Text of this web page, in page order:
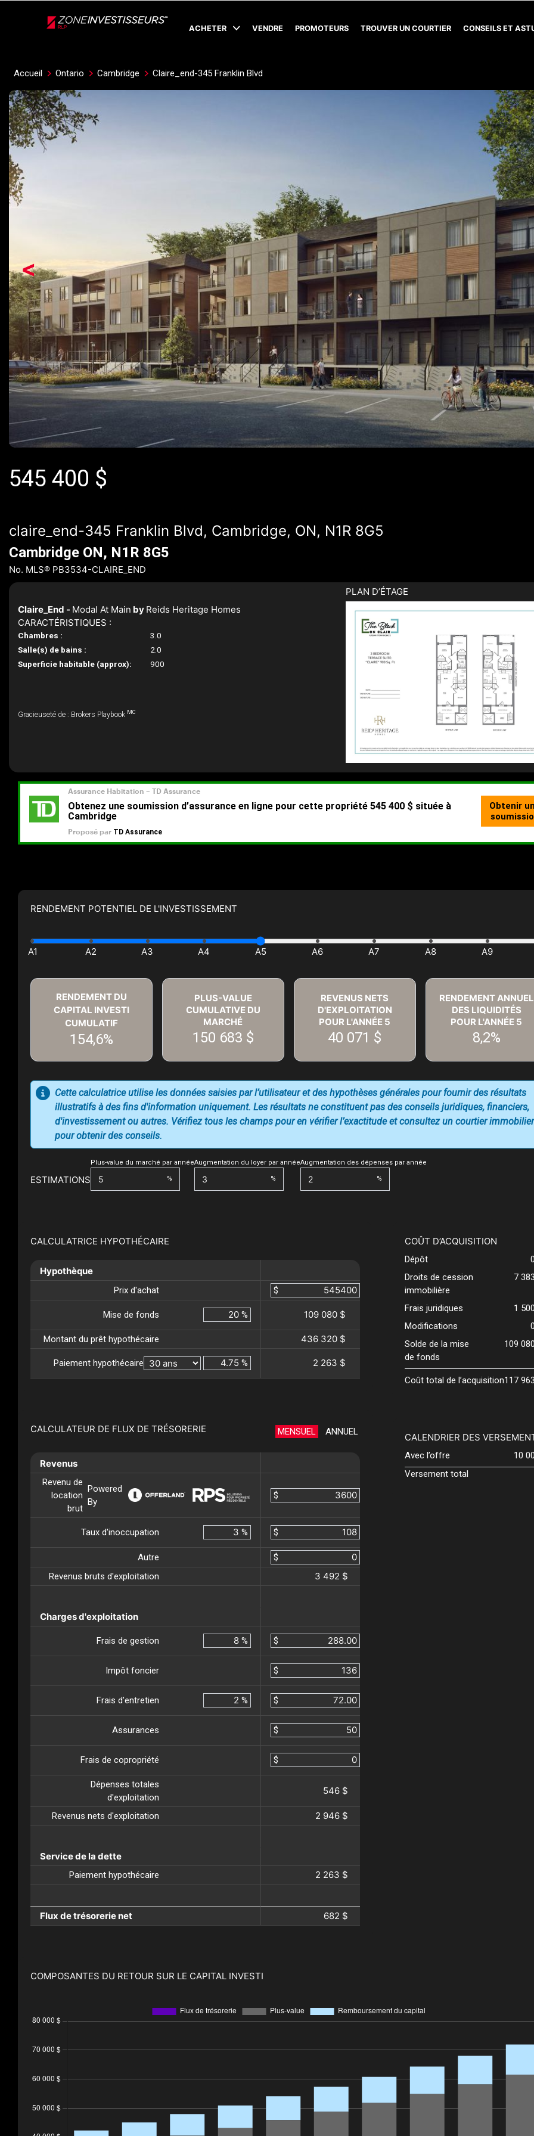
ACHETER VENDRE PROMOTEURS TROUVER UN COURTIER CONSEILS ET
Accueil Ontario Cambridge Claire_end-345 Franklin Blvd
<
545 400 $
claire_end-345 Franklin Blvd, Cambridge, ON, N1R 8G5
Cambridge ON, N1R 8G5
No. MLS® PB3534-CLAIRE_END
Claire_End - Modal At Main by Reids Heritage Homes
CARACTÉRISTIQUES :
Chambres :
3.0
Salle(s) de bains :
2.0
Superficie habitable (approx):
900
Gracieuseté de : Brokers Playbook MC
PLAN D’ÉTAGE
RENDEMENT POTENTIEL DE L'INVESTISSEMENT
RENDEMENT DU
CAPITAL INVESTI
CUMULATIF
154,6%
PLUS-VALUE
CUMULATIVE DU
MARCHÉ
150 683 $
REVENUS NETS
D'EXPLOITATION
POUR L'ANNÉE 5
40 071 $
RENDEMENT ANNUEL
DES LIQUIDITÉS
POUR L'ANNÉE 5
8,2%
ESTIMATIONS
Plus-value du marché par année
%
Augmentation du loyer par année
%
Augmentation des dépenses par année
%
Cette calculatrice utilise les données saisies par l’utilisateur et des hypothèses générales pour fournir des résultats
illustratifs à des fins d'information uniquement. Les résultats ne constituent pas des conseils juridiques, financiers,
d'investissement ou autres. Vérifiez tous les champs pour en vérifier l’exactitude et consultez un courtier immobilier
pour obtenir des conseils.
CALCULATRICE HYPOTHÉCAIRE
Hypothèque
Prix d'achat $
Mise de fonds % 109 080 $
Montant du prêt hypothécaire 436 320 $
Paiement hypothécaire % 2 263 $
CALCULATEUR DE FLUX DE TRÉSORERIE MENSUEL ANNUEL
Revenus
Revenu de
location
brut
Powered
By
$
Taux d'inoccupation % $
Autre
$
Revenus bruts d'exploitation
3 492 $
Charges d'exploitation
Frais de gestion % $
Impôt foncier $
Frais d’entretien % $
Assurances $
Frais de copropriété $
Dépenses totales
d'exploitation
546 $
Revenus nets d'exploitation 2 946 $
Service de la dette
Paiement hypothécaire 2 263 $
Flux de trésorerie net 682 $
COÛT D’ACQUISITION
Dépôt
Droits de cession
immobilière
7
Frais juridiques
1
Modifications
Solde de la mise
de fonds
109
Coût total de l’acquisition117
CALENDRIER DES
Avec l’offre
10
Versement total
COMPOSANTES DU RETOUR SUR LE CAPITAL INVESTI